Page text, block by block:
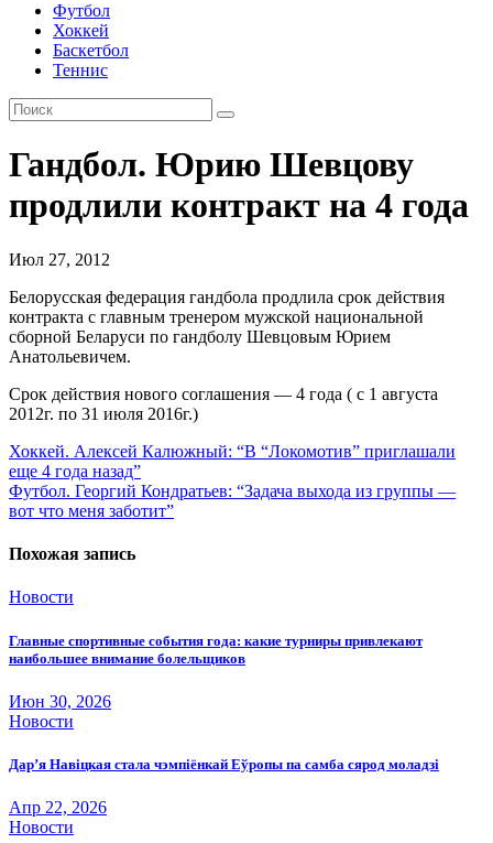
Футбол
Хоккей
Баскетбол
Теннис
Гандбол. Юрию Шевцову
продлили контракт на 4 года
Июл 27, 2012
Белорусская федерация гандбола продлила срок действия
контракта с главным тренером мужской национальной
сборной Беларуси по гандболу Шевцовым Юрием
Анатольевичем.
Срок действия нового соглашения — 4 года ( с 1 августа
2012г. по 31 июля 2016г.)
Навигация
по
записям
Хоккей. Алексей Калюжный: “В “Локомотив” приглашали
еще 4 года назад”
Футбол. Георгий Кондратьев: “Задача выхода из группы —
вот что меня заботит”
Похожая запись
Новости
Главные спортивные события года: какие турниры привлекают
наибольшее внимание болельщиков
Июн 30, 2026
Новости
Дар’я Навіцкая стала чэмпіёнкай Еўропы па самба сярод моладзі
Апр 22, 2026
Новости